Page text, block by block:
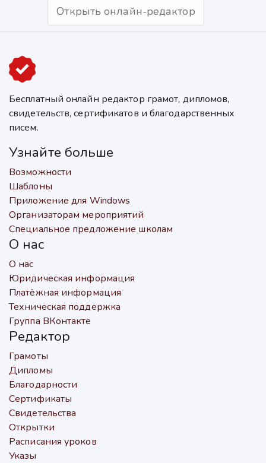
Открыть онлайн-редактор
Бесплатный онлайн редактор грамот, дипломов,
свидетельств, сертификатов и благодарственных
писем.
Узнайте больше
Возможности
Шаблоны
Приложение для Windows
Организаторам мероприятий
Специальное предложение школам
О нас
О нас
Юридическая информация
Платёжная информация
Техническая поддержка
Группа ВКонтакте
Редактор
Грамоты
Дипломы
Благодарности
Сертификаты
Свидетельства
Открытки
Расписания уроков
Указы